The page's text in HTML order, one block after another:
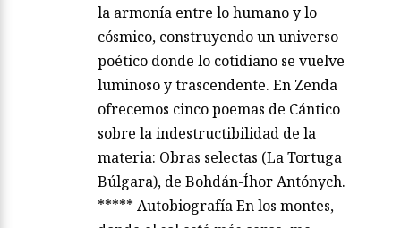
la armonía entre lo humano y lo
cósmico, construyendo un universo
poético donde lo cotidiano se vuelve
luminoso y trascendente. En Zenda
ofrecemos cinco poemas de Cántico
sobre la indestructibilidad de la
materia: Obras selectas (La Tortuga
Búlgara), de Bohdán-Íhor Antónych.
***** Autobiografía En los montes,